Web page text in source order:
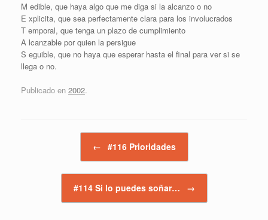
M edible, que haya algo que me diga si la alcanzo o no
E xplicita, que sea perfectamente clara para los involucrados
T emporal, que tenga un plazo de cumplimiento
A lcanzable por quien la persigue
S eguible, que no haya que esperar hasta el final para ver si se
llega o no.
Publicado en 2002.
← #116 Prioridades
#114 Si lo puedes soñar… →